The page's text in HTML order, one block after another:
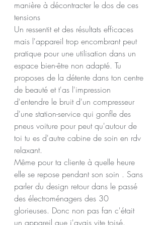
manière à décontracter le dos de ces
tensions
Un ressentit et des résultats efficaces
mais l'appareil trop encombrant peut
pratique pour une utilisation dans un
espace bien-être non adapté. Tu
proposes de la détente dans ton centre
de beauté et t'as l'impression
d'entendre le bruit d'un compresseur
d'une station-service qui gonfle des
pneus voiture pour peut qu'autour de
toi tu es d'autre cabine de soin en rdv
relaxant.
Même pour ta cliente à quelle heure
elle se repose pendant son soin . Sans
parler du design retour dans le passé
des électroménagers des 30
glorieuses. Donc non pas fan c'était
un appareil que j'avais vite toisé.